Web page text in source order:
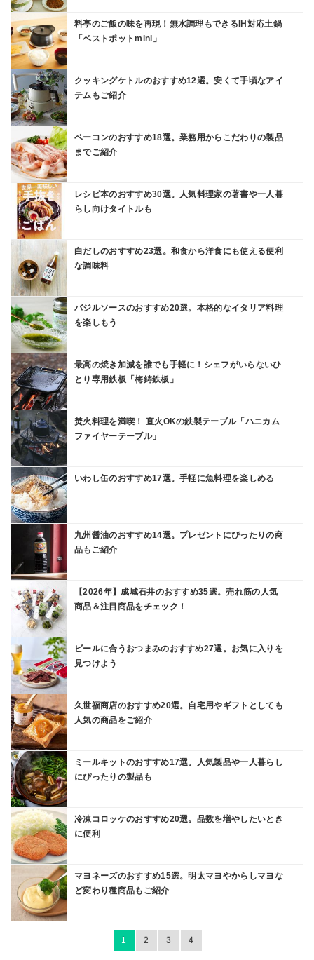
料亭のご飯の味を再現！無水調理もできるIH対応土鍋
「ベストポットmini」
クッキングケトルのおすすめ12選。安くて手頃なアイ
テムもご紹介
ベーコンのおすすめ18選。業務用からこだわりの製品
までご紹介
レシピ本のおすすめ30選。人気料理家の著書や一人暮
らし向けタイトルも
白だしのおすすめ23選。和食から洋食にも使える便利
な調味料
バジルソースのおすすめ20選。本格的なイタリア料理
を楽しもう
最高の焼き加減を誰でも手軽に！シェフがいらないひ
とり専用鉄板「梅鋳鉄板」
焚火料理を満喫！ 直火OKの鉄製テーブル「ハニカム
ファイヤーテーブル」
いわし缶のおすすめ17選。手軽に魚料理を楽しめる
九州醤油のおすすめ14選。プレゼントにぴったりの商
品もご紹介
【2026年】成城石井のおすすめ35選。売れ筋の人気
商品＆注目商品をチェック！
ビールに合うおつまみのおすすめ27選。お気に入りを
見つけよう
久世福商店のおすすめ20選。自宅用やギフトとしても
人気の商品をご紹介
ミールキットのおすすめ17選。人気製品や一人暮らし
にぴったりの製品も
冷凍コロッケのおすすめ20選。品数を増やしたいとき
に便利
マヨネーズのおすすめ15選。明太マヨやからしマヨな
ど変わり種商品もご紹介
1 2 3 4